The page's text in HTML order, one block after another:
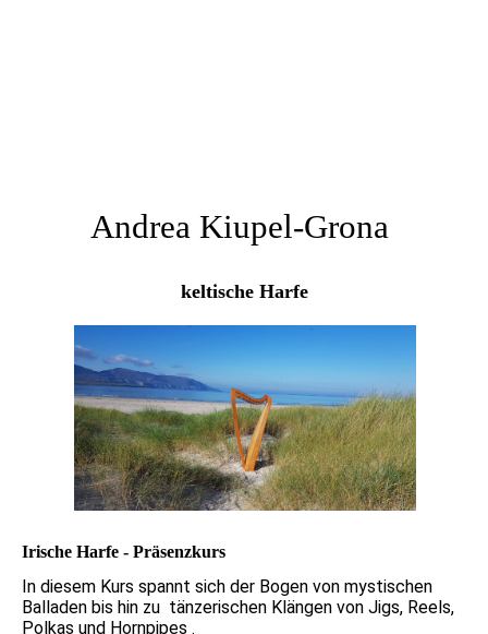
Andrea Kiupel-Grona
keltische Harfe
Irische Harfe - Präsenzkurs
In diesem Kurs spannt sich der Bogen von mystischen
Balladen bis hin zu tänzerischen Klängen von Jigs, Reels,
Polkas und Hornpipes .